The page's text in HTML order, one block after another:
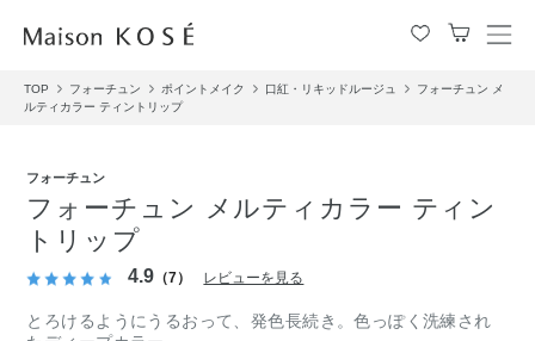
メ
ュ
TOP フォーチュン ポイントメイク 口紅・リキッドルージュ
フォーチュン メ
ルティカラー ティントリップ
フォーチュン
フォーチュン メルティカラー ティン
トリップ
4.9 （7） レビューを見る
とろけるようにうるおって、発色長続き。色っぽく洗練され